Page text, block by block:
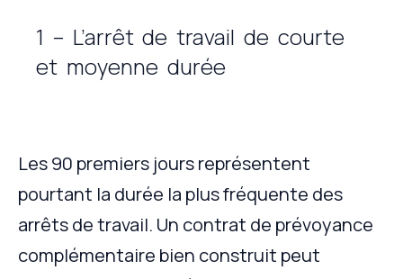
1 – L’arrêt de travail de courte
et moyenne durée
Les 90 premiers jours représentent
pourtant la durée la plus fréquente des
arrêts de travail. Un contrat de prévoyance
complémentaire bien construit peut